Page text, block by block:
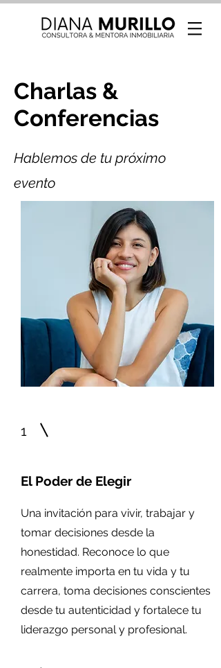
Charlas &
Conferencias
Hablemos de tu próximo
evento
1
El Poder de Elegir
Una invitación para vivir, trabajar y
tomar decisiones desde la
honestidad. Reconoce lo que
realmente importa en tu vida y tu
carrera, toma decisiones conscientes
desde tu autenticidad y fortalece tu
liderazgo personal y profesional.